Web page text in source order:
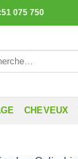
075 750
CHEVEUX